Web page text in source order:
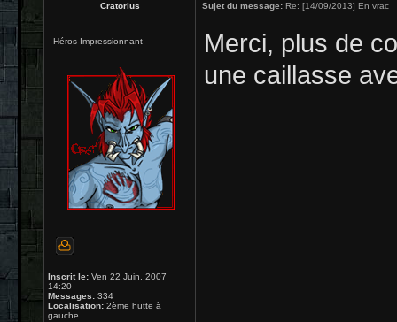
Cratorius Sujet du message: Re: [14/09/2013] En vrac
Héros Impressionnant
Inscrit le: Ven 22 Juin, 2007
14:20
Messages: 334
Localisation: 2ème hutte à
gauche
Merci, plus de
une caillasse